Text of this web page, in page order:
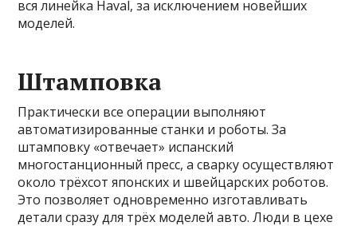
вся линейка Haval, за исключением новейших
моделей.
Штамповка
Практически все операции выполняют
автоматизированные станки и роботы. За
штамповку «отвечает» испанский
многостанционный пресс, а сварку осуществляют
около трёхсот японских и швейцарских роботов.
Это позволяет одновременно изготавливать
детали сразу для трёх моделей авто. Люди в цехе